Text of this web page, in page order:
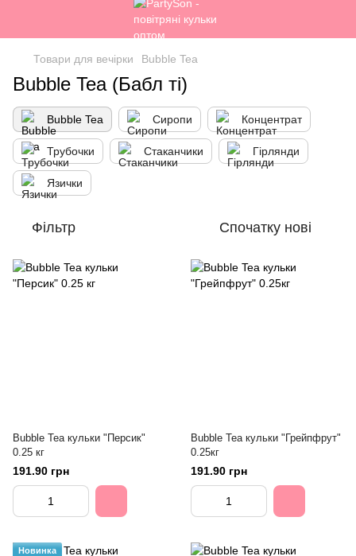
Товари для вечірки Bubble Tea
Bubble Tea (Бабл ті)
Bubble Tea Сиропи Концентрат
Трубочки Стаканчики Гірлянди
Язички
Фільтр Спочатку нові
Bubble Tea кульки "Персик"
0.25 кг
191.90 грн
Bubble Tea кульки "Грейпфрут"
0.25кг
191.90 грн
Новинка